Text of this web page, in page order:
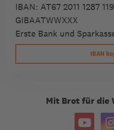
IBAN: AT67 2011 1287
GIBAATWWXXX
Erste Bank und
IBAN
Mit Brot für die